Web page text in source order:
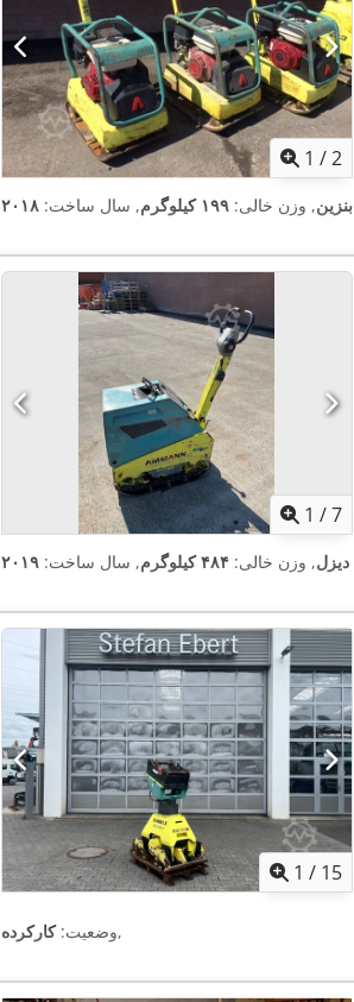
1 /2
بنزین, وزن خالی: ۱۹۹ کیلوگرم , سال ساخت: ۲۰۱۸
1 /7
دیزل, وزن خالی: ۴۸۴ کیلوگرم , سال ساخت: ۲۰۱۹
1 / 15
وضعیت:کارکرده ,